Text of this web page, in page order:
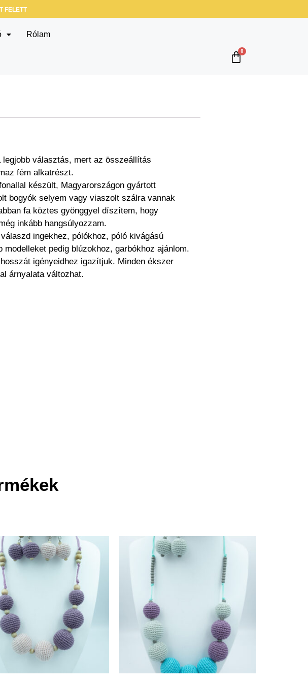
FELETT
Rólam
legjobb választás, mert az összeállítás
fém alkatrészt.
készült, Magyarországon gyártott
bogyók selyem vagy viaszolt szálra vannak
fa köztes gyönggyel díszítem, hogy
inkább hangsúlyozzam.
ingekhez, pólókhoz, póló kivágású
modelleket pedig blúzokhoz, garbókhoz ajánlom.
igényeidhez igazítjuk. Minden ékszer
árnyalata változhat.